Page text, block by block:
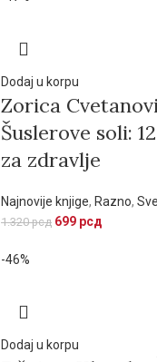
Dodaj u korpu
Zorica
Šuslerove soli:
za zdravlje
Najnovije knjige, Razno,
1.320рсд 699 рсд
-46%
Dodaj u korpu